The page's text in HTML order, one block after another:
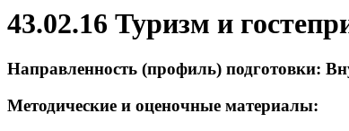
43.02.16 Туризм и
Направленность (профиль) подготовки:
Методические и оценочные материалы: